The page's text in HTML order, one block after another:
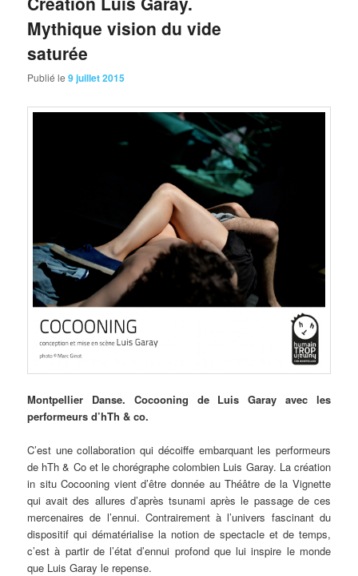
Mythique vision du vide
saturée
Publié le9 juillet 2015
Montpellier Danse. Cocooning de Luis Garay avec les
performeurs d’hTh & co.
C’est une collaboration qui décoiffe embarquant les performeurs
de hTh & Co et le chorégraphe colombien Luis Garay. La création
in situ Cocooning vient d’être donnée au Théâtre de la Vignette
qui avait des allures d’après tsunami après le passage de ces
mercenaires de l’ennui. Contrairement à l’univers fascinant du
dispositif qui dématérialise la notion de spectacle et de temps,
c’est à partir de l’état d’ennui profond que lui inspire le monde
que Luis Garay le repense.